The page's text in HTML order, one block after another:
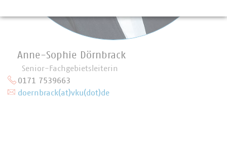
Anne-Sophie Dörnbrack
Senior-Fachgebietsleiterin
0171 7539663
doernbrack(at)vku(dot)de